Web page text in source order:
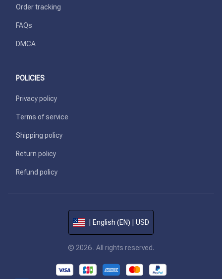
Order tracking
FAQs
DMCA
POLICIES
Privacy policy
Terms of service
Shipping policy
Return policy
Refund policy
| English (EN) | USD
© 2026 . All rights reserved.